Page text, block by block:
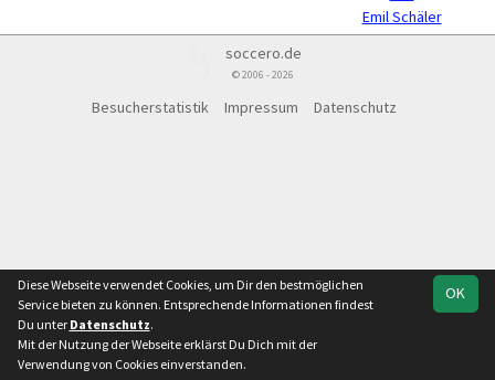
Emil Schäler
soccero.de
© 2006 - 2026
Besucherstatistik Impressum Datenschutz
OK
Diese Webseite verwendet Cookies, um Dir den bestmöglichen
Service bieten zu können. Entsprechende Informationen findest
Du unter Datenschutz.
Mit der Nutzung der Webseite erklärst Du Dich mit der
Verwendung von Cookies einverstanden.